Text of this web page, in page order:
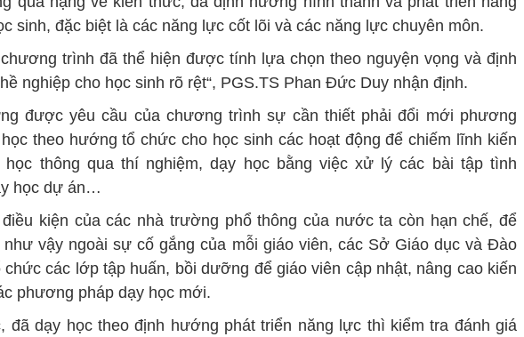
sinh, đặc biệt là các năng lực cốt lõi và các năng lực chuyên môn.
trình đã thể hiện được tính lựa chọn theo nguyện vọng và định
nghiệp cho học sinh rõ rệt“, PGS.TS Phan Đức Duy nhận định.
được yêu cầu của chương trình sự cần thiết phải đổi mới phương
theo hướng tổ chức cho học sinh các hoạt động để chiếm lĩnh kiến
học thông qua thí nghiệm, dạy học bằng việc xử lý các bài tập tình
học dự án…
điều kiện của các nhà trường phổ thông của nước ta còn hạn chế, để
vậy ngoài sự cố gắng của mỗi giáo viên, các Sở Giáo dục và Đào
chức các lớp tập huấn, bồi dưỡng để giáo viên cập nhật, nâng cao kiến
phương pháp dạy học mới.
đã dạy học theo định hướng phát triển năng lực thì kiểm tra đánh giá